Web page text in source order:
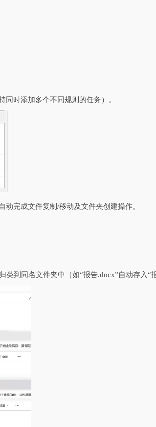
同时添加多个不同规则的任务）。
完成文件复制/移动及文件夹创建操作。
到同名文件夹中（如“报告.docx”自动存入“